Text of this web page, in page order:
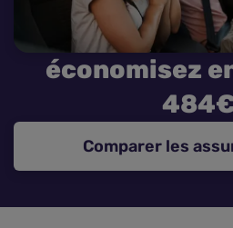
Assurance Habitation
Assurance de prêt
Prévoyance
Assurance Animaux
économisez
Comparer les